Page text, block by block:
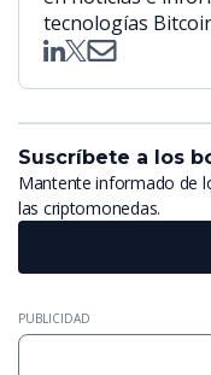
tecnologías
Suscríbete a los
Mantente informado de
las criptomonedas.
PUBLICIDAD